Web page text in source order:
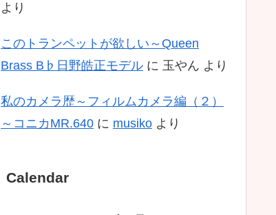
より
このトランペットが欲しい～Queen
Brass B♭日野皓正モデル に 玉やん より
私のカメラ歴～フィルムカメラ編（２）
～コニカMR.640 に musiko より
Calendar